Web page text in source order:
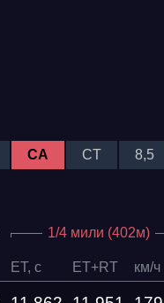
CA CT 8,5
1/4 мили (402м)
ET, c ET+RT км/ч